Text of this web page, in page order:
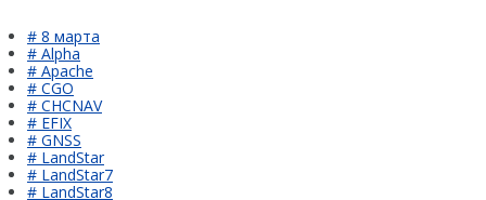
# 8 марта
# Alpha
# Apache
# CGO
# CHCNAV
# EFIX
# GNSS
# LandStar
# LandStar7
# LandStar8